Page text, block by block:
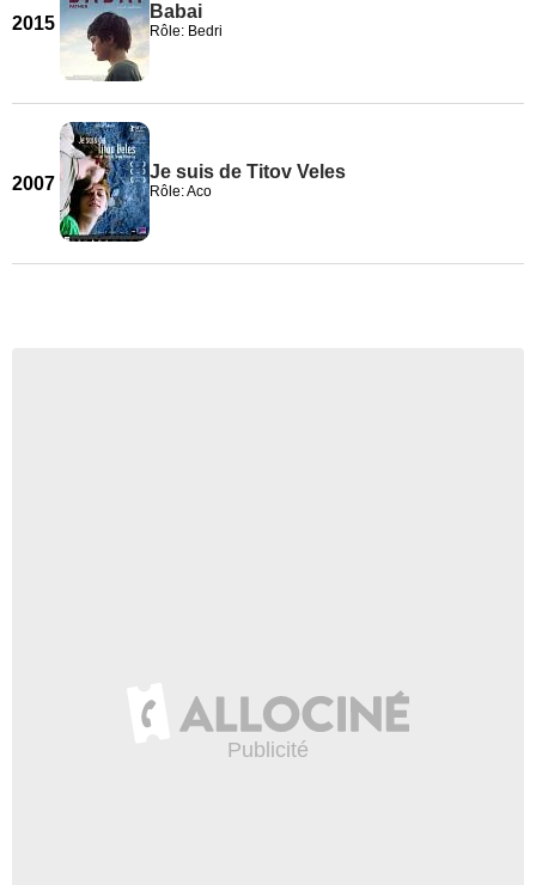
2015
Babai
Rôle: Bedri
2007
Je suis de Titov Veles
Rôle: Aco